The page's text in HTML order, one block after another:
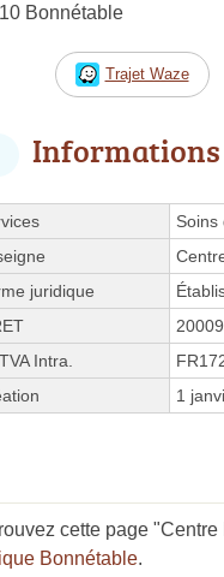
Bonnétable
Trajet Waze
Informations
Soins
juridique
Intra.
1
cette page
Bonnétable.